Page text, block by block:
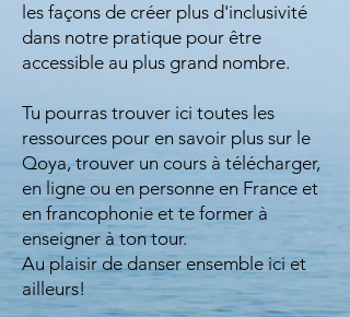
les façons de créer plus d'inclusivité
dans notre pratique pour être
accessible au plus grand nombre.
Tu pourras trouver ici toutes les
ressources pour en savoir plus sur le
Qoya, trouver un cours à télécharger,
en ligne ou en personne en France et
en francophonie et te former à
enseigner à ton tour.
Au plaisir de danser ensemble ici et
ailleurs!